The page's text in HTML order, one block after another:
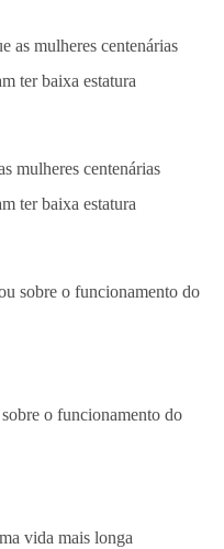
mulheres centenárias
ter baixa estatura
o funcionamento do